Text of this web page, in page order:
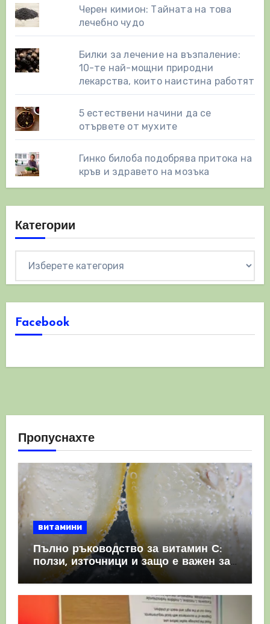
Черен кимион: Тайната на това
лечебно чудо
Билки за лечение на възпаление:
10-те най-мощни природни
лекарства, които наистина работят
5 естествени начини да се
отървете от мухите
Гинко билоба подобрява притока на
кръв и здравето на мозъка
Категории
Facebook
Пропуснахте
витамини
Пълно ръководство за витамин С:
ползи, източници и защо е важен за
имунната система